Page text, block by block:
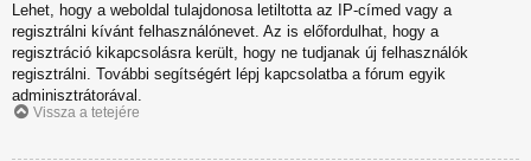
Lehet, hogy a weboldal tulajdonosa letiltotta az IP-címed vagy a
regisztrálni kívánt felhasználónevet. Az is előfordulhat, hogy a
regisztráció kikapcsolásra került, hogy ne tudjanak új felhasználók
regisztrálni. További segítségért lépj kapcsolatba a fórum egyik
adminisztrátorával.
Vissza a tetejére